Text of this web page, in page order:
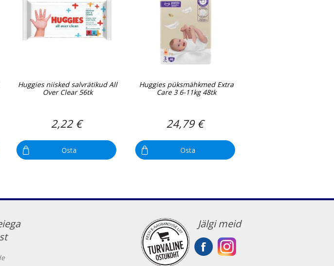
Huggies niisked salvrätikud All
Over Clear 56tk
2,22 €
Osta
Huggies püksmähkmed Extra
Care 3 6-11kg 48tk
24,79 €
Osta
Jälgi meid